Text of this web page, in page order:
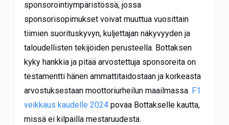
sponsorointiympäristössä, jossa
sponsorisopimukset voivat muuttua vuosittain
tiimien suorituskyvyn, kuljettajan näkyvyyden ja
taloudellisten tekijöiden perusteella. Bottaksen
kyky hankkia ja pitää arvostettuja sponsoreita on
testamentti hänen ammattitaidostaan ja korkeasta
arvostuksestaan moottoriurheilun maailmassa. F1
veikkaus kaudelle 2024povaa Bottakselle kautta,
missä ei kilpailla mestaruudesta.